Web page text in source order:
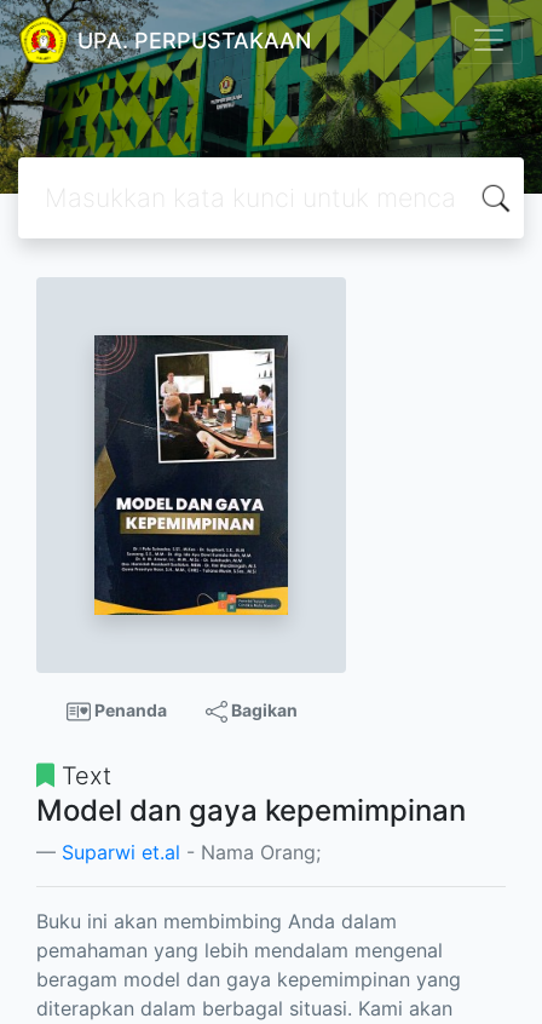
UPA. PERPUSTAKAAN
Penanda Bagikan
Text
Model dan gaya kepemimpinan
Suparwi et.al - Nama Orang;
Buku ini akan membimbing Anda dalam
pemahaman yang lebih mendalam mengenal
beragam model dan gaya kepemimpinan yang
diterapkan dalam berbagal situasi. Kami akan